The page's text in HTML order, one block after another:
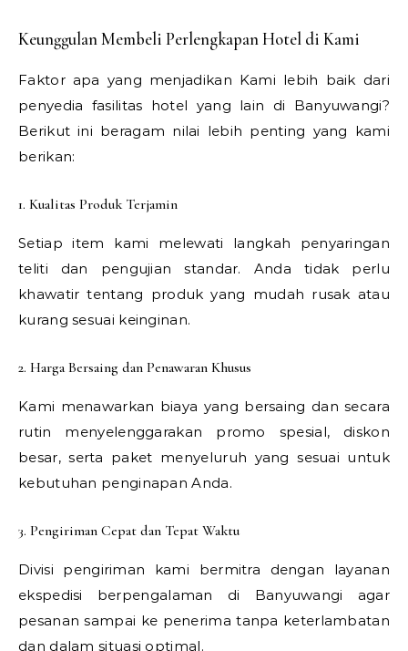
Keunggulan Membeli Perlengkapan Hotel di Kami
Faktor apa yang menjadikan Kami lebih baik dari
penyedia fasilitas hotel yang lain di Banyuwangi?
Berikut ini beragam nilai lebih penting yang kami
berikan:
1. Kualitas Produk Terjamin
Setiap item kami melewati langkah penyaringan
teliti dan pengujian standar. Anda tidak perlu
khawatir tentang produk yang mudah rusak atau
kurang sesuai keinginan.
2. Harga Bersaing dan Penawaran Khusus
Kami menawarkan biaya yang bersaing dan secara
rutin menyelenggarakan promo spesial, diskon
besar, serta paket menyeluruh yang sesuai untuk
kebutuhan penginapan Anda.
3. Pengiriman Cepat dan Tepat Waktu
Divisi pengiriman kami bermitra dengan layanan
ekspedisi berpengalaman di Banyuwangi agar
pesanan sampai ke penerima tanpa keterlambatan
dan dalam situasi optimal.